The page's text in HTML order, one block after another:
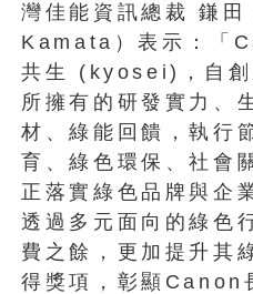
灣佳能資訊總裁 鎌
Kamata）表示：「
共生 (kyosei)，自
所擁有的研發實力、
材、綠能回饋，執行
育、綠色環保、社會
正落實綠色品牌與企
透過多元面向的綠色
費之餘，更加提升其
得獎項，彰顯Canon